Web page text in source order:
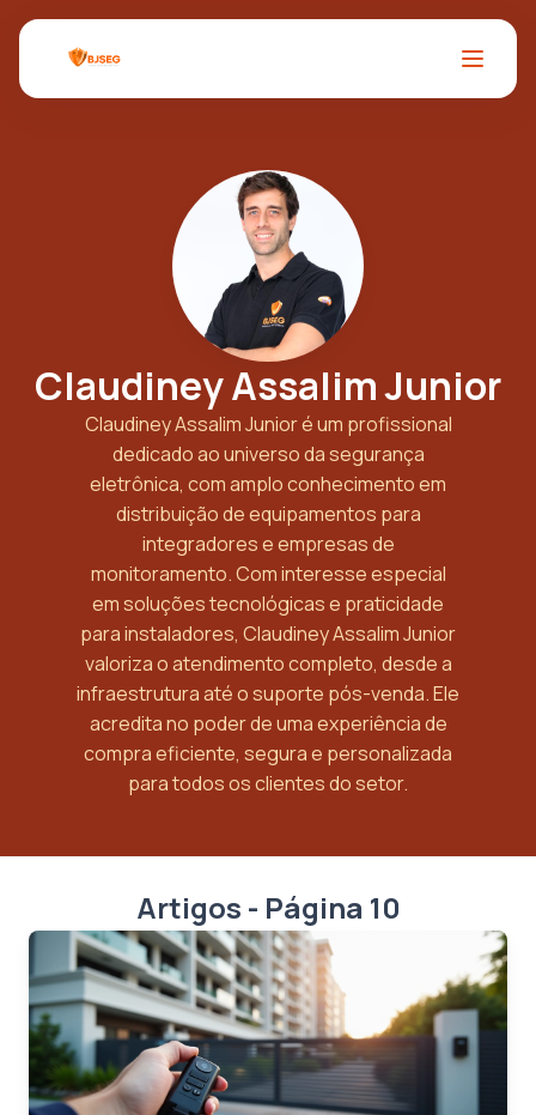
Claudiney Assalim Junior
Claudiney Assalim Junior é um profissional
dedicado ao universo da segurança
eletrônica, com amplo conhecimento em
distribuição de equipamentos para
integradores e empresas de
monitoramento. Com interesse especial
em soluções tecnológicas e praticidade
para instaladores, Claudiney Assalim Junior
valoriza o atendimento completo, desde a
infraestrutura até o suporte pós-venda. Ele
acredita no poder de uma experiência de
compra eficiente, segura e personalizada
para todos os clientes do setor.
Artigos - Página 10